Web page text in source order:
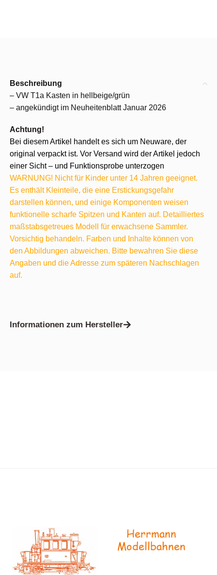
Beschreibung
– VW T1a Kasten in hellbeige/grün
– angekündigt im Neuheitenblatt Januar 2026
Achtung!
Bei diesem Artikel handelt es sich um Neuware, der
original verpackt ist. Vor Versand wird der Artikel jedoch
einer Sicht – und Funktionsprobe unterzogen
WARNUNG! Nicht für Kinder unter 14 Jahren geeignet.
Es enthält Kleinteile, die eine Erstickungsgefahr
darstellen können, und einige Komponenten weisen
funktionelle scharfe Spitzen und Kanten auf. Detailliertes
maßstabsgetreues Modell für erwachsene Sammler.
Vorsichtig behandeln. Farben und Inhalte können von
den Abbildungen abweichen. Bitte bewahren Sie diese
Angaben und die Adresse zum späteren Nachschlagen
auf.
Informationen zum Hersteller
Herrmann
Modellbahnen